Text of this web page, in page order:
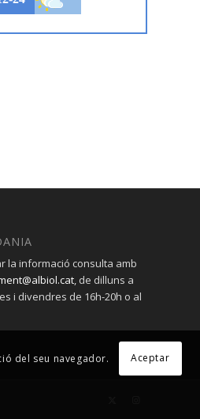
la informació consulta amb
, de dilluns a
i divendres de 16h-20h o al
del seu navegador. Aceptar